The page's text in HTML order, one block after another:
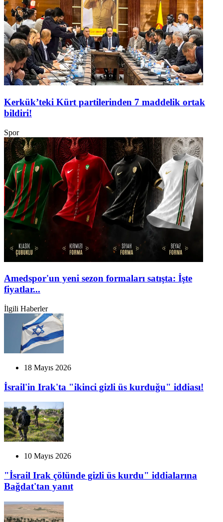
Kerkük’teki Kürt partilerinden 7 maddelik ortak
bildiri!
Spor
Amedspor'un yeni sezon formaları satışta: İşte
fiyatlar...
İlgili Haberler
18 Mayıs 2026
İsrail'in Irak'ta "ikinci gizli üs kurduğu" iddiası!
10 Mayıs 2026
"İsrail Irak çölünde gizli üs kurdu" iddialarına
Bağdat'tan yanıt